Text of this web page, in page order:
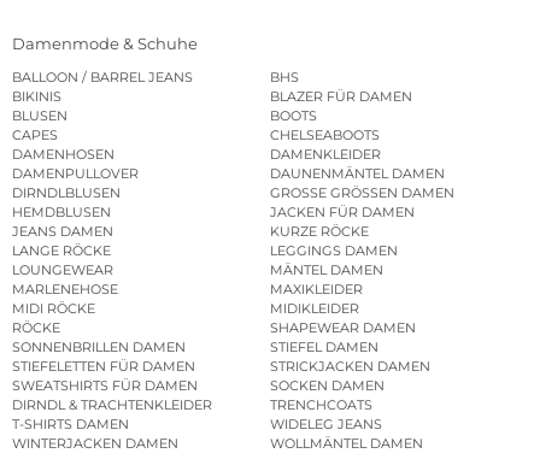
Damenmode & Schuhe
BALLOON / BARREL JEANS
BHS
BIKINIS
BLAZER FÜR DAMEN
BLUSEN
BOOTS
CAPES
CHELSEABOOTS
DAMENHOSEN
DAMENKLEIDER
DAMENPULLOVER
DAUNENMÄNTEL DAMEN
DIRNDLBLUSEN
GROSSE GRÖSSEN DAMEN
HEMDBLUSEN
JACKEN FÜR DAMEN
JEANS DAMEN
KURZE RÖCKE
LANGE RÖCKE
LEGGINGS DAMEN
LOUNGEWEAR
MÄNTEL DAMEN
MARLENEHOSE
MAXIKLEIDER
MIDI RÖCKE
MIDIKLEIDER
RÖCKE
SHAPEWEAR DAMEN
SONNENBRILLEN DAMEN
STIEFEL DAMEN
STIEFELETTEN FÜR DAMEN
STRICKJACKEN DAMEN
SWEATSHIRTS FÜR DAMEN
SOCKEN DAMEN
DIRNDL & TRACHTENKLEIDER
TRENCHCOATS
T-SHIRTS DAMEN
WIDELEG JEANS
WINTERJACKEN DAMEN
WOLLMÄNTEL DAMEN